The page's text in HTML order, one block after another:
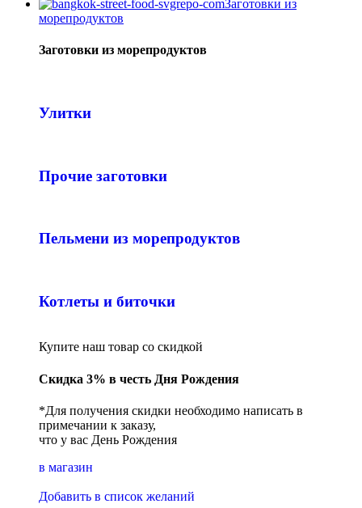
Заготовки из
морепродуктов
Заготовки из морепродуктов
Улитки
Прочие заготовки
Пельмени из морепродуктов
Котлеты и биточки
Купите наш товар со скидкой
Скидка 3% в честь Дня Рождения
*Для получения скидки необходимо написать в
примечании к заказу,
что у вас День Рождения
в магазин
Добавить в список желаний